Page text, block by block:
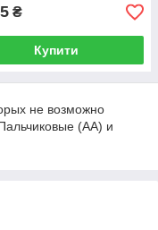
₴
Купити
не возможно
(АА) и